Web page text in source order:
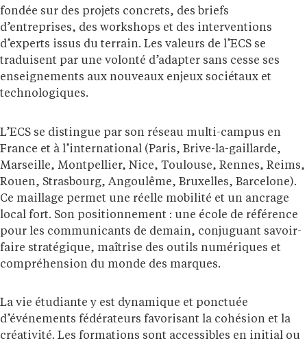
fondée sur des projets concrets, des briefs
d’entreprises, des workshops et des interventions
d’experts issus du terrain. Les valeurs de l’ECS se
traduisent par une volonté d’adapter sans cesse ses
enseignements aux nouveaux enjeux sociétaux et
technologiques.
L’ECS se distingue par son réseau multi-campus en
France et à l’international (Paris, Brive-la-gaillarde,
Marseille, Montpellier, Nice, Toulouse, Rennes, Reims,
Rouen, Strasbourg, Angoulême, Bruxelles, Barcelone).
Ce maillage permet une réelle mobilité et un ancrage
local fort. Son positionnement : une école de référence
pour les communicants de demain, conjuguant savoir-
faire stratégique, maîtrise des outils numériques et
compréhension du monde des marques.
La vie étudiante y est dynamique et ponctuée
d’événements fédérateurs favorisant la cohésion et la
créativité. Les formations sont accessibles en initial ou